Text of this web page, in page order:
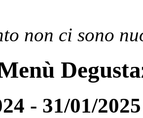
non ci sono
- 31/01/2025